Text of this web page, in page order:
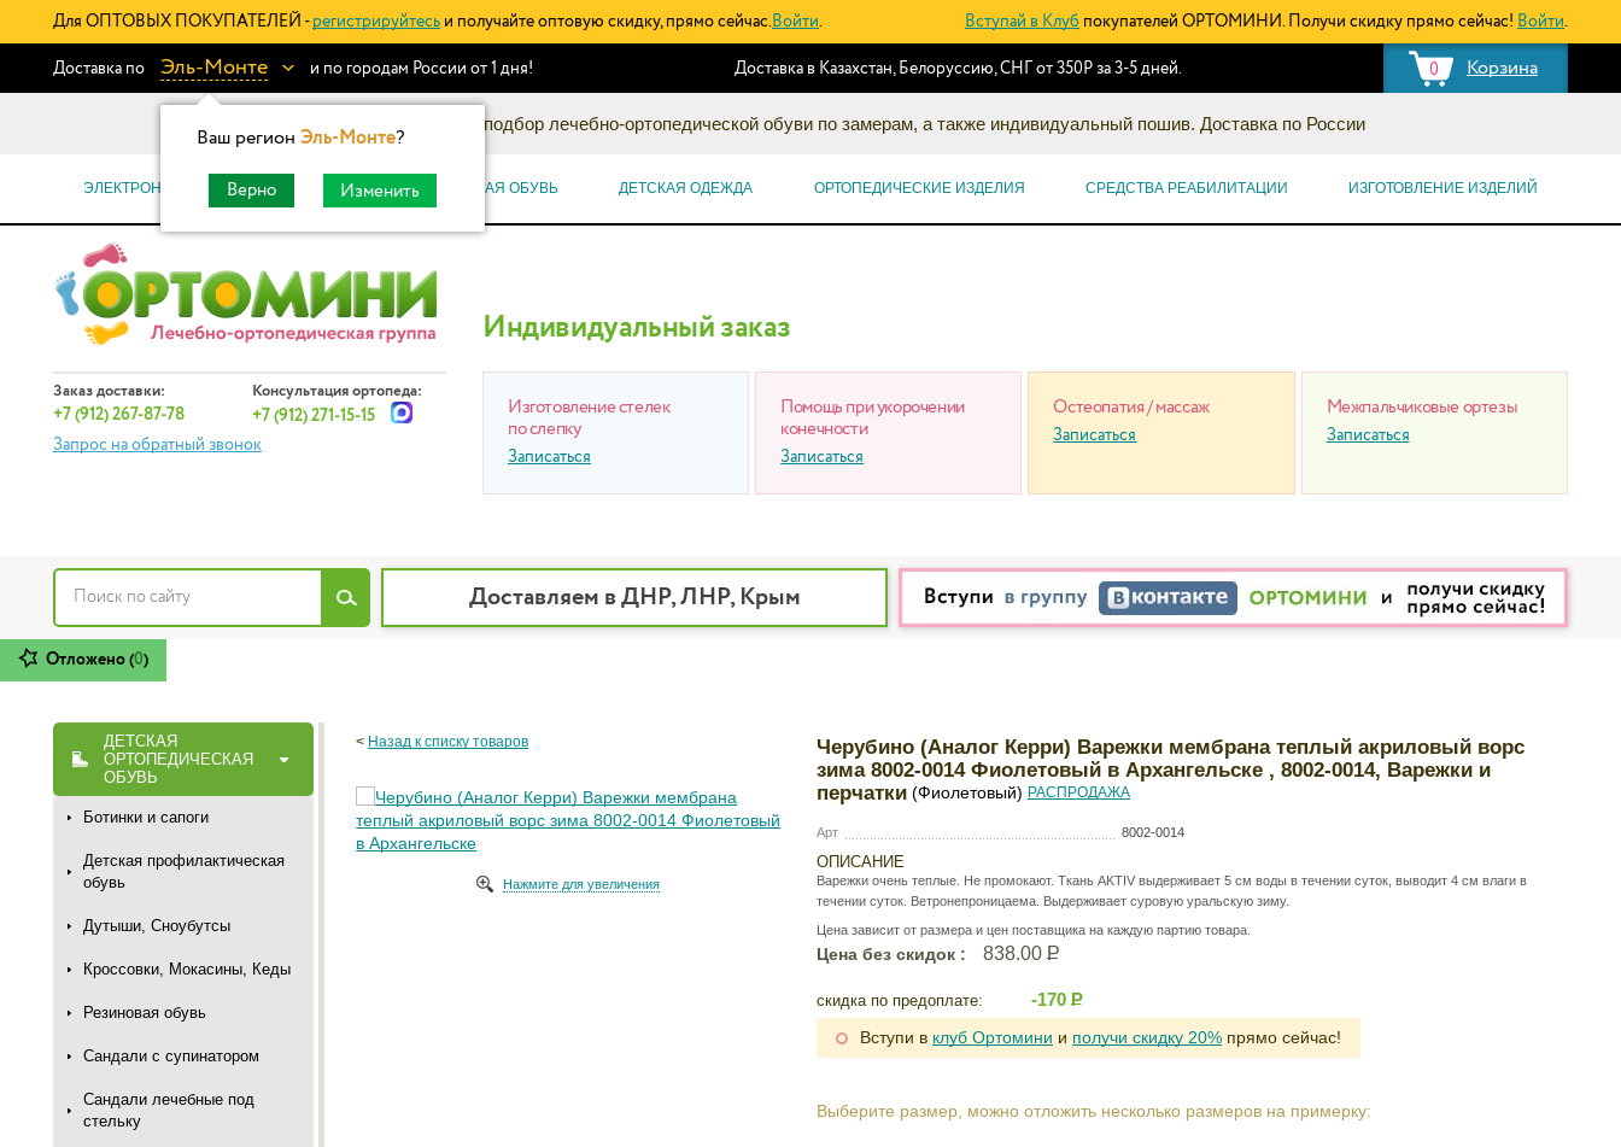
Для ОПТОВЫХ ПОКУПАТЕЛЕЙ - регистрируйтесь и получайте оптовую скидку, прямо сейчас.Войти. Вступай в Клуб покупателей ОРТОМИНИ. Получи скидку прямо сейчас! Войти.
Доставка по Эль-Монте
Ваш регион Эль-Монте?
Верно Изменить
и по городам России от 1 дня! 0 Корзина
Доставка в Казахстан, Белоруссию, СНГ от 350Р за 3-5 дней.
Информационный каталог: подбор лечебно-ортопедической обуви по замерам, а также индивидуальный пошив. Доставка по России
ЭЛЕКТРОННЫЕ СЕРТИФИКАТЫ ОРТОПЕДИЧЕСКАЯ ОБУВЬ ДЕТСКАЯ ОДЕЖДА ОРТОПЕДИЧЕСКИЕ ИЗДЕЛИЯ СРЕДСТВА РЕАБИЛИТАЦИИ ИЗГОТОВЛЕНИЕ ИЗДЕЛИЙ
Заказ доставки:
+7 (912) 267-87-78
Консультация ортопеда:
+7 (912) 271-15-15
Запрос на обратный звонок
Индивидуальный заказ
Изготовление стелек
по слепку
Записаться
Помощь при укорочении
конечности
Записаться
Остеопатия / массаж
Записаться
Межпальчиковые ортезы
Записаться
Доставляем в ДНР, ЛНР, Крым
Отложено (0)
ДЕТСКАЯ
ОРТОПЕДИЧЕСКАЯ
ОБУВЬ
Ботинки и сапоги
Детская профилактическая
обувь
Дутыши, Сноубутсы
Кроссовки, Мокасины, Кеды
Резиновая обувь
Сандали с супинатором
Сандали лечебные под
стельку
< Назад к списку товаров
Нажмите для увеличения
Черубино (Аналог Керри) Варежки мембрана теплый акриловый ворс
зима 8002-0014 Фиолетовый в Архангельске , 8002-0014, Варежки и
перчатки (Фиолетовый) РАСПРОДАЖА
Арт 8002-0014
ОПИСАНИЕ
Варежки очень теплые. Не промокают. Ткань AKTIV выдерживает 5 см воды в течении суток, выводит 4 см влаги в
течении суток. Ветронепроницаема. Выдерживает суровую уральскую зиму.
Цена зависит от размера и цен поставщика на каждую партию товара.
Цена без скидок : 838.00Р
скидка по предоплате: -170Р
Вступи в клуб Ортомини и получи скидку 20% прямо сейчас!
Выберите размер, можно отложить несколько размеров на примерку: